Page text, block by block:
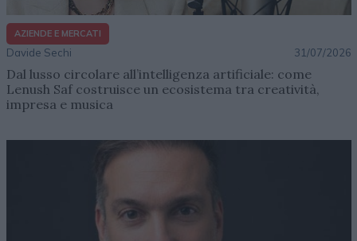
AZIENDE E MERCATI
Davide Sechi 31/07/2026
Dal lusso circolare all’intelligenza artificiale: come
Lenush Saf costruisce un ecosistema tra creatività,
impresa e musica